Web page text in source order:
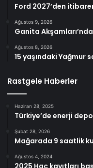
Ford 2027’den
Ağustos 9, 2026
Ganita
Ağustos 8, 2026
15 yaşındaki Yağmur
Rastgele Haberler
Haziran 28, 2025
Türkiye’de enerji
Şubat 28, 2026
Mağarada 9 saatlik
Ağustos 4, 2024
2025 Hac kayıtları